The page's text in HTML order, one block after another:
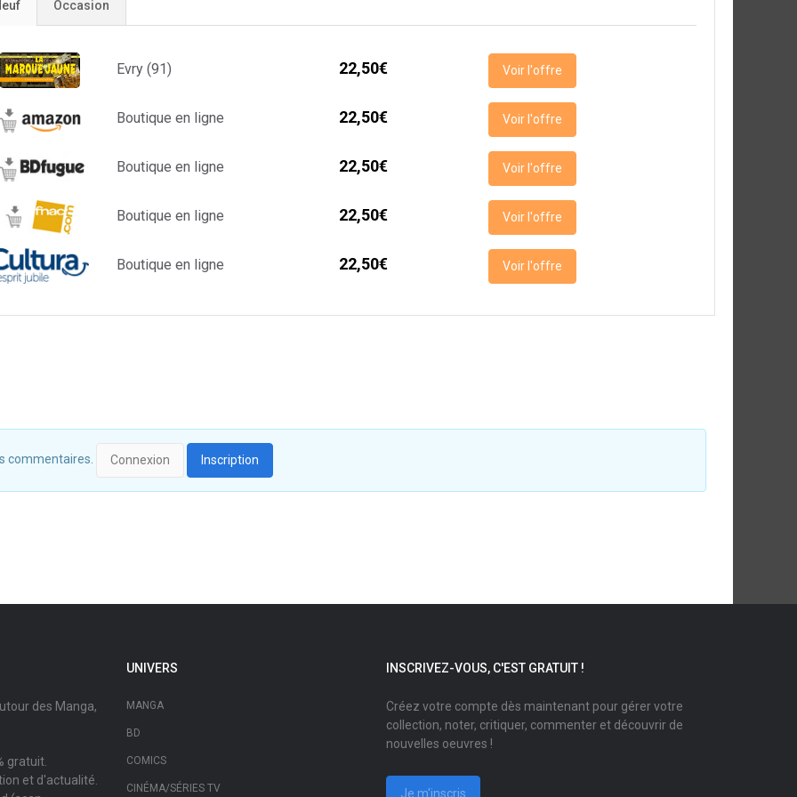
Occasion
Evry (91) 22,50€ Voir l'offre
Boutique en ligne 22,50€ Voir l'offre
Boutique en ligne 22,50€ Voir l'offre
Boutique en ligne 22,50€ Voir l'offre
Boutique en ligne 22,50€ Voir l'offre
commentaires. Connexion Inscription
des Manga,
gratuit.
et d'actualité.
UNIVERS
MANGA
BD
COMICS
CINÉMA/SÉRIES TV
INSCRIVEZ-VOUS, C'EST GRATUIT !
Créez votre compte dès maintenant pour gérer votre
collection, noter, critiquer, commenter et découvrir de
nouvelles oeuvres !
Je m'inscris